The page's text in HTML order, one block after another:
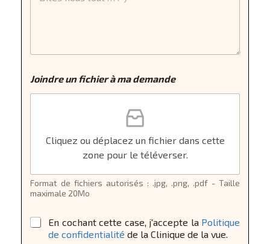
Joindre un fichier à ma demande
Cliquez ou déplacez un fichier dans cette
zone pour le téléverser.
Format de fichiers autorisés : .jpg, .png, .pdf - Taille
maximale 20Mo
o
* En cochant cette case, j'accepte la Politique
de confidentialité de la Clinique de la vue.